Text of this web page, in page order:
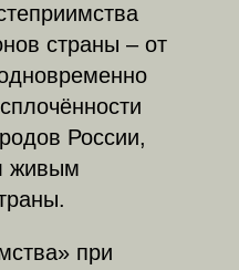
страны – от
России,
живым
при